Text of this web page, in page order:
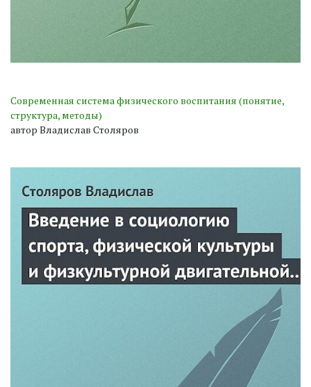
Современная система физического воспитания (понятие,
структура, методы)
автор Владислав Столяров